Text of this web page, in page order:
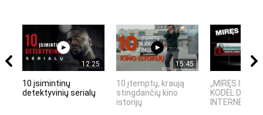
12:25
10 įsimintinų
detektyvinių serialų
15:45
10 įtemptų, kraują
stingdančių kino
istorijų
„MIRĘS
KODĖL
INTERNETO